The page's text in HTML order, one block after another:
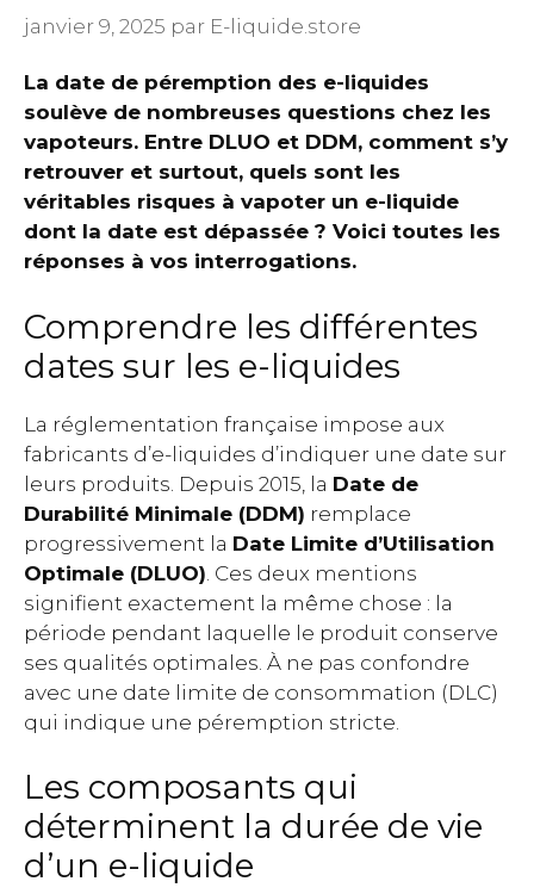
janvier 9, 2025 par E-liquide.store
La date de péremption des e-liquides
soulève de nombreuses questions chez les
vapoteurs. Entre DLUO et DDM, comment s’y
retrouver et surtout, quels sont les
véritables risques à vapoter un e-liquide
dont la date est dépassée ? Voici toutes les
réponses à vos interrogations.
Comprendre les différentes
dates sur les e-liquides
La réglementation française impose aux
fabricants d’e-liquides d’indiquer une date sur
leurs produits. Depuis 2015, la Date de
Durabilité Minimale (DDM) remplace
progressivement la Date Limite d’Utilisation
Optimale (DLUO) . Ces deux mentions
signifient exactement la même chose : la
période pendant laquelle le produit conserve
ses qualités optimales. À ne pas confondre
avec une date limite de consommation (DLC)
qui indique une péremption stricte.
Les composants qui
déterminent la durée de vie
d’un e-liquide